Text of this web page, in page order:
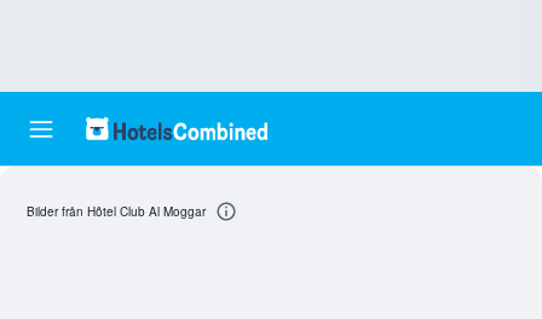
Bilder från Hôtel Club Al Moggar